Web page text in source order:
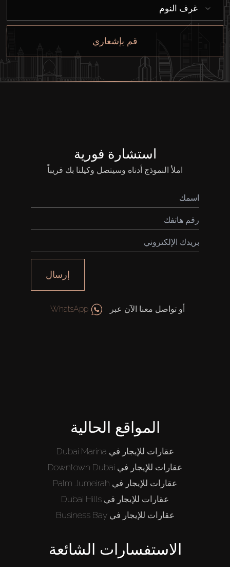
قيد الإنشاء
من نحن
غرف النوم
قم بإشعاري
استشارة فورية
املأ النموذج أدناه وسيتصل وكيلنا بك قريباً
إرسال
أو تواصل معنا الآن عبر WhatsApp
المواقع الحالية
عقارات للإيجار في Dubai Marina
عقارات للإيجار في Downtown Dubai
عقارات للإيجار في Palm Jumeirah
عقارات للإيجار في Dubai Hills
عقارات للإيجار في Business Bay
الاستفسارات الشائعة